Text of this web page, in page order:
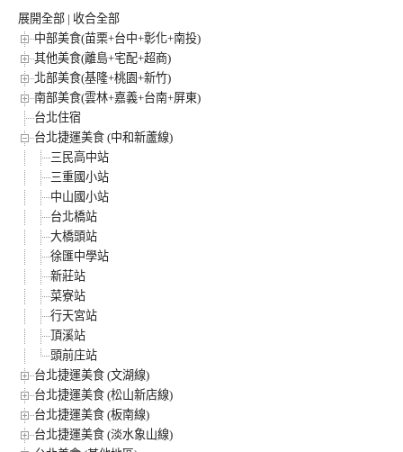
展開全部 | 收合全部
中部美食(苗栗+台中+彰化+南投)
其他美食(離島+宅配+超商)
北部美食(基隆+桃園+新竹)
南部美食(雲林+嘉義+台南+屏東)
台北住宿
台北捷運美食 (中和新蘆線)
三民高中站
三重國小站
中山國小站
台北橋站
大橋頭站
徐匯中學站
新莊站
菜寮站
行天宮站
頂溪站
頭前庄站
台北捷運美食 (文湖線)
台北捷運美食 (松山新店線)
台北捷運美食 (板南線)
台北捷運美食 (淡水象山線)